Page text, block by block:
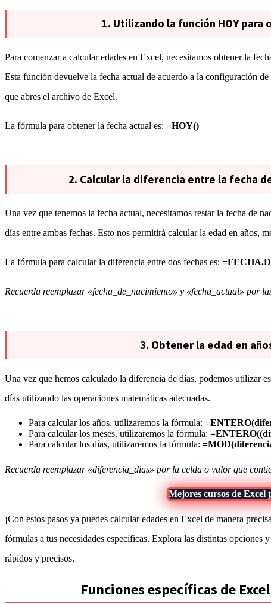
1. Utilizando la función HOY
Para comenzar a calcular edades en Excel, necesitamos obtener la
Esta función devuelve la fecha actual de acuerdo a la configuración
que abres el archivo de Excel.
La fórmula para obtener la fecha actual es: =HOY()
2. Calcular la diferencia entre la fecha
Una vez que tenemos la fecha actual, necesitamos restar la fecha de
días entre ambas fechas. Esto nos permitirá calcular la edad en años,
La fórmula para calcular la diferencia entre dos fechas es:
Recuerda reemplazar «fecha_de_nacimiento» y «fecha_actual» por
3. Obtener la edad en
Una vez que hemos calculado la diferencia de días, podemos utilizar
días utilizando las operaciones matemáticas adecuadas.
Para calcular los años, utilizaremos la fórmula:
Para calcular los meses, utilizaremos la fórmula:
Para calcular los días, utilizaremos la fórmula:
Recuerda reemplazar «diferencia_dias» por la celda o valor que
Mejores cursos de Excel
¡Con estos pasos ya puedes calcular edades en Excel de manera
fórmulas a tus necesidades específicas. Explora las distintas opciones
rápidos y precisos.
Funciones específicas de